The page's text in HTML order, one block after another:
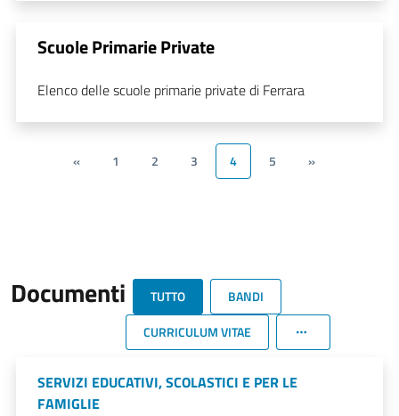
Scuole Primarie Private
Elenco delle scuole primarie private di Ferrara
« 1 2 3 4 5 »
Documenti TUTTO
BANDI
CURRICULUM VITAE
SERVIZI EDUCATIVI, SCOLASTICI E PER LE
FAMIGLIE